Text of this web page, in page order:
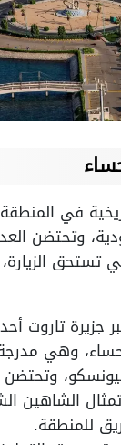
في
وتحتضن
تستحق
جزيرة تاروت
وهي
وتحتضن
الشاهين
للمنطقة.